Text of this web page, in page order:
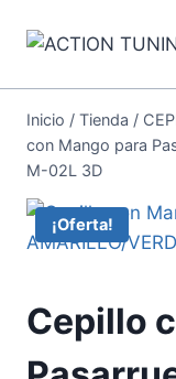
Inicio / Tienda /
con Mango para
M-02L 3D
¡Oferta!
Cepillo